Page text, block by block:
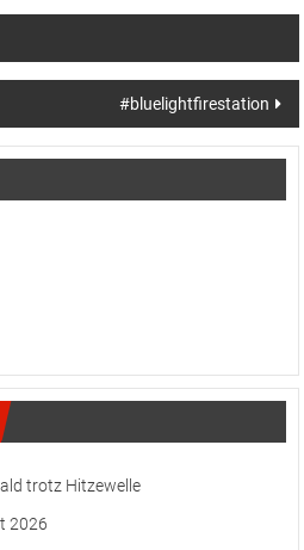
#bluelightfirestation
trotz Hitzewelle
2026